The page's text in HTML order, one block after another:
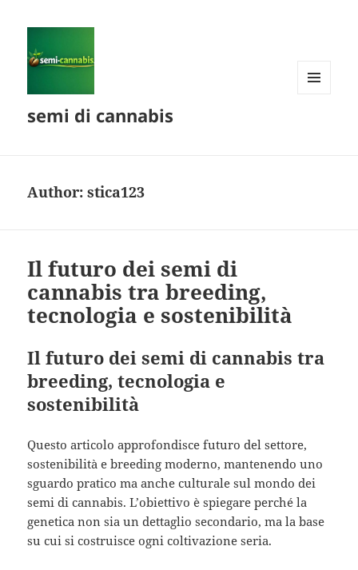
semi di cannabis
Author:stica123
Il futuro dei semi di
cannabis tra breeding,
tecnologia e sostenibilità
Il futuro dei semi di cannabis tra
breeding, tecnologia e
sostenibilità
Questo articolo approfondisce futuro del settore,
sostenibilità e breeding moderno, mantenendo uno
sguardo pratico ma anche culturale sul mondo dei
semi di cannabis. L’obiettivo è spiegare perché la
genetica non sia un dettaglio secondario, ma la base
su cui si costruisce ogni coltivazione seria.